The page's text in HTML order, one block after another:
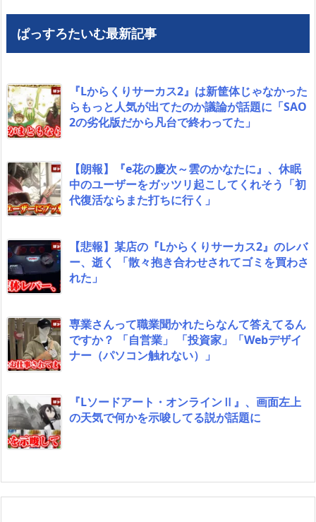
ぱっすろたいむ最新記事
『Lからくりサーカス2』は新筐体じゃなかった
らもっと人気が出てたのか議論が話題に「SAO
2の劣化版だから凡台で終わってた」
【朗報】『e花の慶次～雲のかなたに』、休眠
中のユーザーをガッツリ起こしてくれそう「初
代復活ならまた打ちに行く」
【悲報】某店の『Lからくりサーカス2』のレバ
ー、逝く 「散々抱き合わせされてゴミを買わさ
れた」
専業さんって職業聞かれたらなんて答えてるん
ですか？ 「自営業」 「投資家」「Webデザイ
ナー（パソコン触れない）」
『Lソードアート・オンラインⅡ』、画面左上
の天気で何かを示唆してる説が話題に